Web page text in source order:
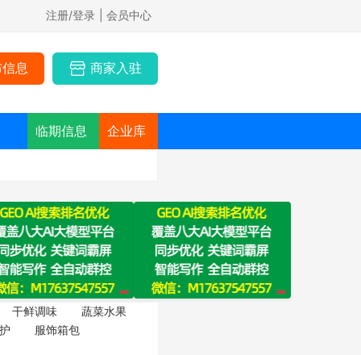
注册/登录 | 会员中心
息 商家入驻
临期信息 企业库
干鲜调味
蔬菜水果
服饰箱包